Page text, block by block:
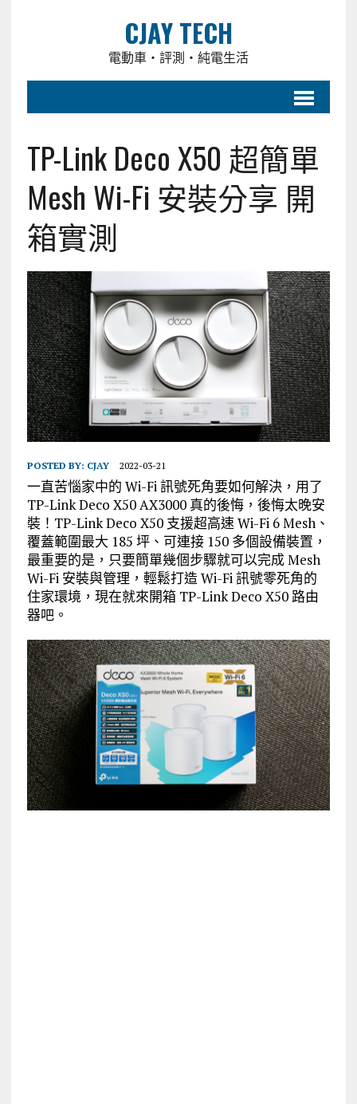
CJAY TECH
電動車・評測・純電生活
TP-Link Deco X50 超簡單
Mesh Wi-Fi 安裝分享 開
箱實測
POSTED BY: CJAY 2022-03-21
一直苦惱家中的 Wi-Fi 訊號死角要如何解決，用了
TP-Link Deco X50 AX3000 真的後悔，後悔太晚安
裝！TP-Link Deco X50 支援超高速 Wi-Fi 6 Mesh、
覆蓋範圍最大 185 坪、可連接 150 多個設備裝置，
最重要的是，只要簡單幾個步驟就可以完成 Mesh
Wi-Fi 安裝與管理，輕鬆打造 Wi-Fi 訊號零死角的
住家環境，現在就來開箱 TP-Link Deco X50 路由
器吧。